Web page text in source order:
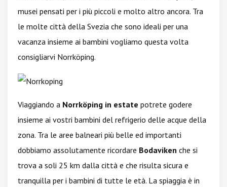
musei pensati per i più piccoli e molto altro ancora. Tra
le molte città della Svezia che sono ideali per una
vacanza insieme ai bambini vogliamo questa volta
consigliarvi Norrköping.
Viaggiando a Norrköping in estate potrete godere
insieme ai vostri bambini del refrigerio delle acque della
zona. Tra le aree balneari più belle ed importanti
dobbiamo assolutamente ricordare Bodaviken che si
trova a soli 25 km dalla città e che risulta sicura e
tranquilla per i bambini di tutte le età. La spiaggia è in